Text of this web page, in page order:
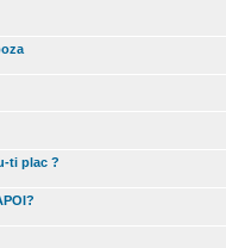
ti plac ?